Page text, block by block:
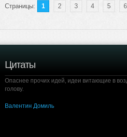
Страницы: 1 2 3 4 5 6
Цитаты
Опаснее прочих идей, идеи витающие в
голову.
Валентин Домиль